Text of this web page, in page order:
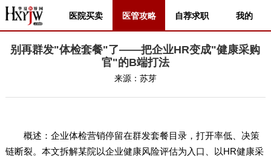
医院买卖 医管攻略 自荐求职 我的
别再群发"体检套餐"了——把企业HR变成"健康采购
官"的B端打法
来源： 苏芽
概述：企业体检营销停留在群发套餐目录，打开率低、决策
链断裂。本文拆解某院以企业健康风险评估为入口、以HR健康采